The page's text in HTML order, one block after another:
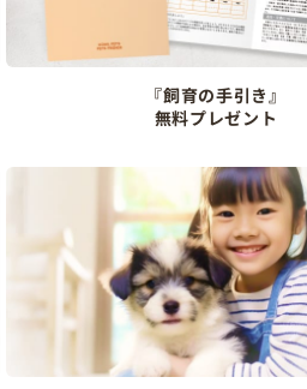
『飼育の手引き』
無料プレゼント